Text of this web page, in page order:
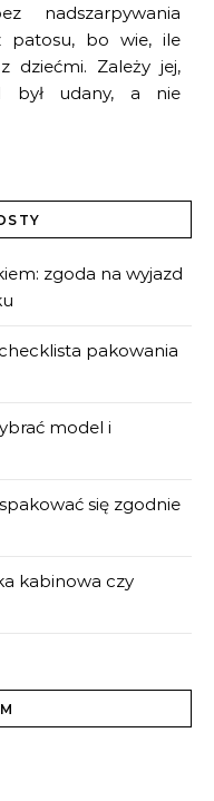
nadszarpywania
patosu, bo wie, ile
dziećmi. Zależy jej,
był udany, a nie
zgoda na wyjazd
pakowania
model i
się zgodnie
kabinowa czy